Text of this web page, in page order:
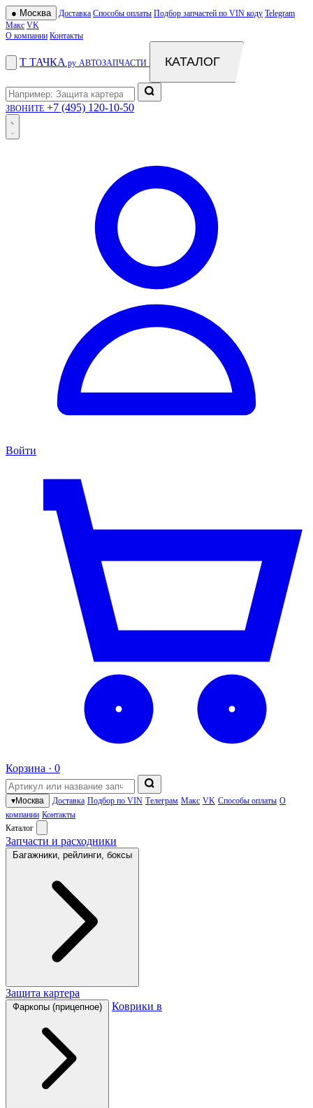
● Москва Доставка Способы оплаты Подбор запчастей по VIN коду Telegram
Макс VK
О компании Контакты
Т ТАЧКА .ру АВТОЗАПЧАСТИ КАТАЛОГ
ЗВОНИТЕ +7 (495) 120-10-50
Войти
Корзина · 0
▾Москва Доставка Подбор по VIN Телеграм Макс VK Способы оплаты О
компании Контакты
Каталог
Запчасти и расходники
Багажники, рейлинги, боксы
Защита картера
Фаркопы (прицепное) Коврики в